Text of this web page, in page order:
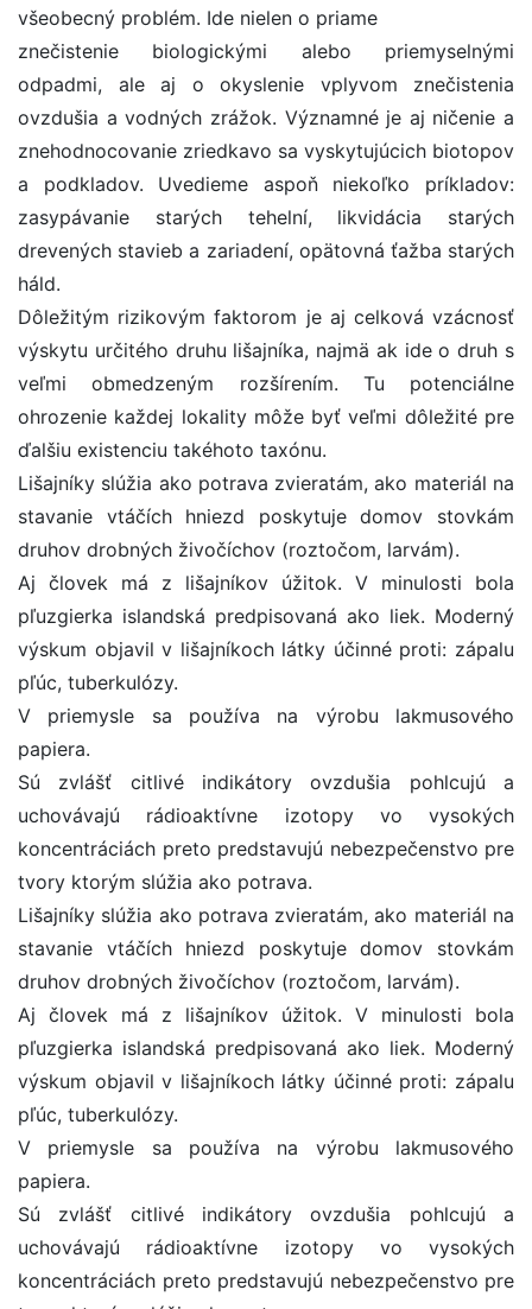
všeobecný problém. Ide nielen o priame
znečistenie biologickými alebo priemyselnými
odpadmi, ale aj o okyslenie vplyvom znečistenia
ovzdušia a vodných zrážok. Významné je aj ničenie a
znehodnocovanie zriedkavo sa vyskytujúcich biotopov
a podkladov. Uvedieme aspoň niekoľko príkladov:
zasypávanie starých tehelní, likvidácia starých
drevených stavieb a zariadení, opätovná ťažba starých
háld.
Dôležitým rizikovým faktorom je aj celková vzácnosť
výskytu určitého druhu lišajníka, najmä ak ide o druh s
veľmi obmedzeným rozšírením. Tu potenciálne
ohrozenie každej lokality môže byť veľmi dôležité pre
ďalšiu existenciu takéhoto taxónu.
Lišajníky slúžia ako potrava zvieratám, ako materiál na
stavanie vtáčích hniezd poskytuje domov stovkám
druhov drobných živočíchov (roztočom, larvám).
Aj človek má z lišajníkov úžitok. V minulosti bola
pľuzgierka islandská predpisovaná ako liek. Moderný
výskum objavil v lišajníkoch látky účinné proti: zápalu
pľúc, tuberkulózy.
V priemysle sa používa na výrobu lakmusového
papiera.
Sú zvlášť citlivé indikátory ovzdušia pohlcujú a
uchovávajú rádioaktívne izotopy vo vysokých
koncentráciách preto predstavujú nebezpečenstvo pre
tvory ktorým slúžia ako potrava.
Lišajníky slúžia ako potrava zvieratám, ako materiál na
stavanie vtáčích hniezd poskytuje domov stovkám
druhov drobných živočíchov (roztočom, larvám).
Aj človek má z lišajníkov úžitok. V minulosti bola
pľuzgierka islandská predpisovaná ako liek. Moderný
výskum objavil v lišajníkoch látky účinné proti: zápalu
pľúc, tuberkulózy.
V priemysle sa používa na výrobu lakmusového
papiera.
Sú zvlášť citlivé indikátory ovzdušia pohlcujú a
uchovávajú rádioaktívne izotopy vo vysokých
koncentráciách preto predstavujú nebezpečenstvo pre